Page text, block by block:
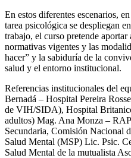
En estos diferentes escenarios,
tarea psicológica se despliegan
trabajo, el curso pretende
normativas vigentes y las
hacer” y la sabiduría de la
salud y el entorno institucional.
Referencias institucionales del
Bernadá – Hospital Pereira
de VIH/SIDA), Hospital
adultos) Mag. Ana Monza –
Secundaria, Comisión Nacional
Salud Mental (MSP) Lic. Psic.
Salud Mental de la mutualista